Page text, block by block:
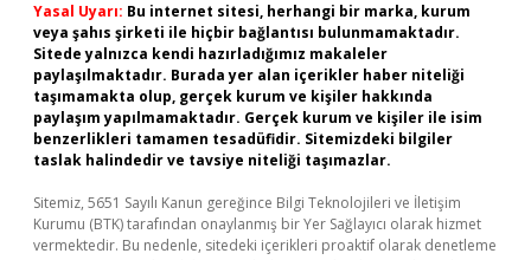
Yasal Uyarı: Bu internet sitesi, herhangi bir marka, kurum
veya şahıs şirketi ile hiçbir bağlantısı bulunmamaktadır.
Sitede yalnızca kendi hazırladığımız makaleler
paylaşılmaktadır. Burada yer alan içerikler haber niteliği
taşımamakta olup, gerçek kurum ve kişiler hakkında
paylaşım yapılmamaktadır. Gerçek kurum ve kişiler ile isim
benzerlikleri tamamen tesadüfidir. Sitemizdeki bilgiler
taslak halindedir ve tavsiye niteliği taşımazlar.
Sitemiz, 5651 Sayılı Kanun gereğince Bilgi Teknolojileri ve İletişim
Kurumu (BTK) tarafından onaylanmış bir Yer Sağlayıcı olarak hizmet
vermektedir. Bu nedenle, sitedeki içerikleri proaktif olarak denetleme